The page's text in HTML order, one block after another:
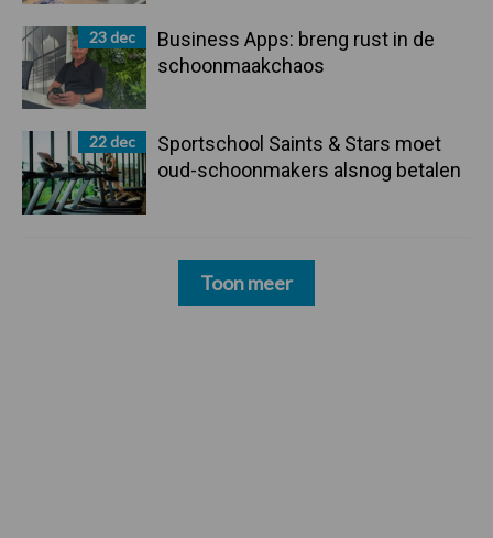
23 dec
Business Apps: breng rust in de
schoonmaakchaos
22 dec
Sportschool Saints & Stars moet
oud-schoonmakers alsnog betalen
Toon meer